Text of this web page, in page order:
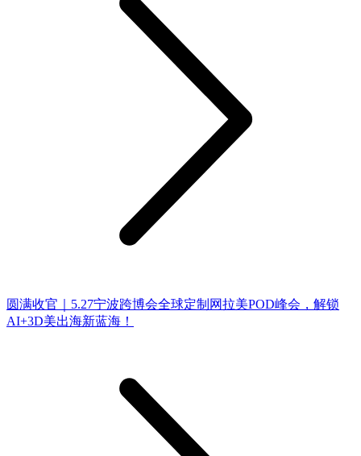
圆满收官｜5.27宁波跨博会全球定制网拉美POD峰会，解锁
AI+3D美出海新蓝海！